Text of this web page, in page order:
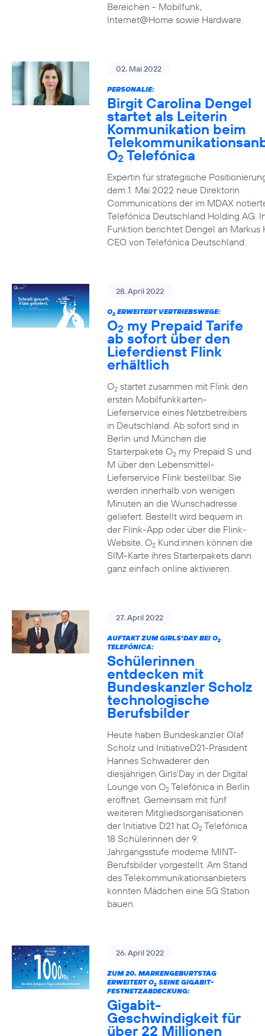
Bereichen - Mobilfunk,
Internet@Home sowie Hardware.
02. Mai 2022
PERSONALIE:
Birgit Carolina Dengel
startet als Leiterin
Kommunikation beim
O2 Telefónica
Expertin für strategische
dem 1. Mai 2022 neue Direktorin
Communications der im MDAX
Telefónica Deutschland Holding AG.
Funktion berichtet Dengel an Markus
CEO von Telefónica Deutschland.
28. April 2022
O2ERWEITERT VERTRIEBSWEGE:
O2 my Prepaid Tarife
ab sofort über den
Lieferdienst Flink
erhältlich
O2startet zusammen mit Flink den
ersten Mobilfunkkarten-
Lieferservice eines Netzbetreibers
in Deutschland. Ab sofort sind in
Berlin und München die
Starterpakete O2my Prepaid S und
M über den Lebensmittel-
Lieferservice Flink bestellbar. Sie
werden innerhalb von wenigen
Minuten an die Wunschadresse
geliefert. Bestellt wird bequem in
der Flink-App oder über die Flink-
Website. O2Kund:innen können die
SIM-Karte ihres Starterpakets dann
ganz einfach online aktivieren.
27. April 2022
AUFTAKT ZUM GIRLS’DAY BEI O2
TELEFÓNICA:
Schülerinnen
entdecken mit
Bundeskanzler Scholz
technologische
Berufsbilder
Heute haben Bundeskanzler Olaf
Scholz und InitiativeD21-Präsident
Hannes Schwaderer den
diesjährigen Girls‘Day in der Digital
Lounge von O2Telefónica in Berlin
eröffnet. Gemeinsam mit fünf
weiteren Mitgliedsorganisationen
der Initiative D21 hat O2Telefónica
18 Schülerinnen der 9.
Jahrgangsstufe moderne MINT-
Berufsbilder vorgestellt. Am Stand
des Telekommunikationsanbieters
konnten Mädchen eine 5G Station
bauen.
26. April 2022
ZUM 20. MARKENGEBURTSTAG
ERWEITERT O2SEINE GIGABIT-
FESTNETZABDECKUNG:
Gigabit-
Geschwindigkeit für
über 22 Millionen